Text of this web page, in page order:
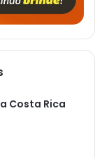
Costa Rica